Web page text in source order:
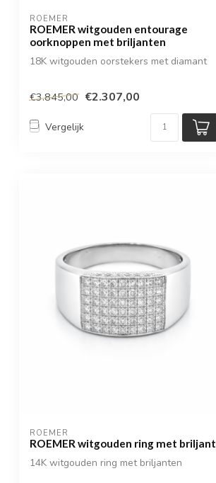
ROEMER
ROEMER witgouden entourage
oorknoppen met briljanten
18K witgouden oorstekers met diamant
€3.845,00 €2.307,00
Vergelijk
ROEMER
ROEMER witgouden ring met briljant
14K witgouden ring met briljanten